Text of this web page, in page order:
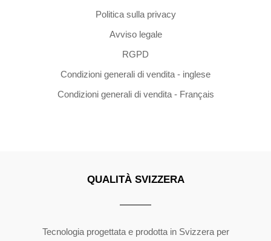
Politica sulla privacy
Avviso legale
RGPD
Condizioni generali di vendita - inglese
Condizioni generali di vendita - Français
QUALITÀ SVIZZERA
Tecnologia progettata e prodotta in Svizzera per